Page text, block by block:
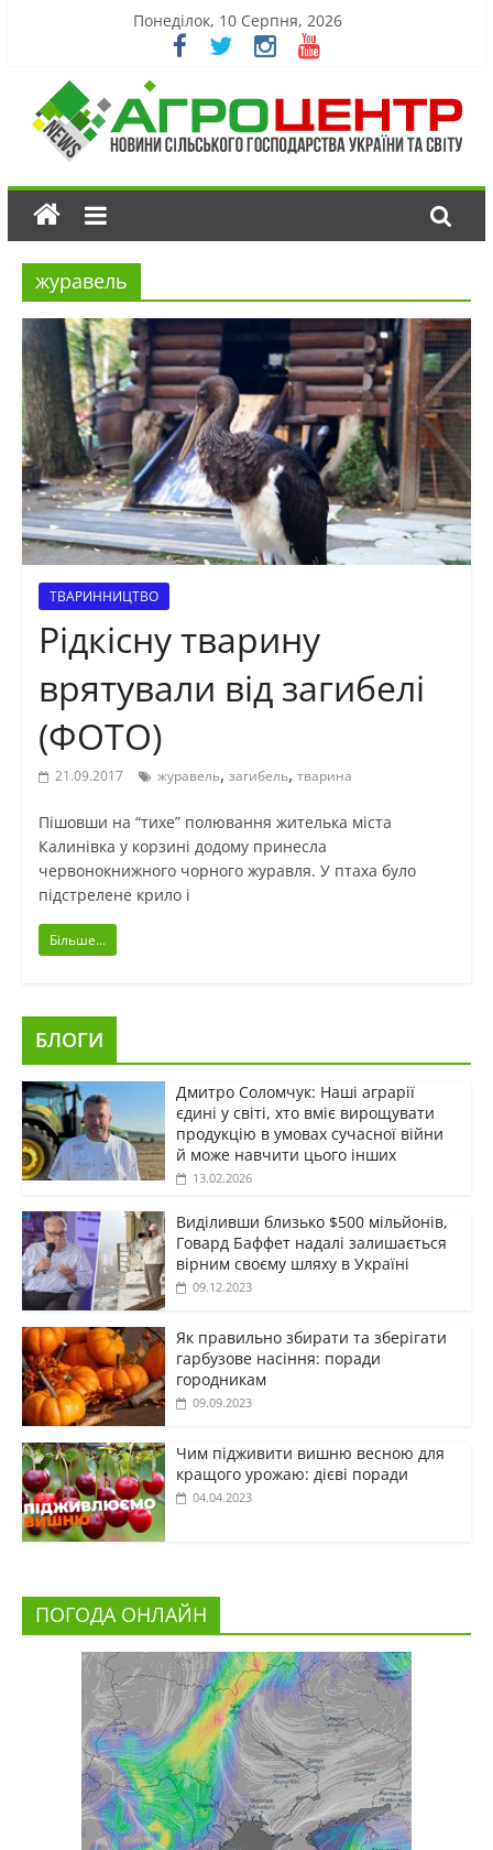
Понеділок, 10 Серпня, 2026
журавель
ТВАРИННИЦТВО
Рідкісну тварину
врятували від загибелі
(ФОТО)
21.09.2017 журавель, загибель, тварина
Пішовши на “тихе” полювання жителька міста
Калинівка у корзині додому принесла
червонокнижного чорного журавля. У птаха було
підстрелене крило і
Більше...
БЛОГИ
Дмитро Соломчук: Наші аграрії
єдині у світі, хто вміє вирощувати
продукцію в умовах сучасної війни
й може навчити цього інших
13.02.2026
Виділивши близько $500 мільйонів,
Говард Баффет надалі залишається
вірним своєму шляху в Україні
09.12.2023
Як правильно збирати та зберігати
гарбузове насіння: поради
городникам
09.09.2023
Чим підживити вишню весною для
кращого урожаю: дієві поради
04.04.2023
ПОГОДА ОНЛАЙН